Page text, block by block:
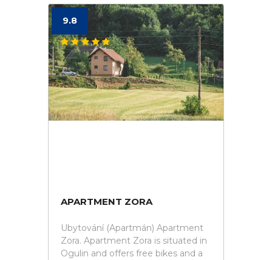
9.8
APARTMENT ZORA
Ubytování (Apartmán) Apartment
Zora. Apartment Zora is situated in
Ogulin and offers free bikes and a